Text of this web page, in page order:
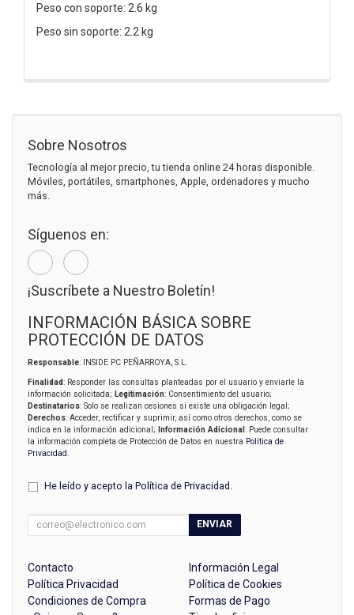
Peso con soporte: 2.6 kg
Peso sin soporte: 2.2 kg
Sobre Nosotros
Tecnología al mejor precio, tu tienda online 24 horas disponible.
Móviles, portátiles, smartphones, Apple, ordenadores y mucho
más.
Síguenos en:
¡Suscríbete a Nuestro Boletín!
INFORMACIÓN BÁSICA SOBRE
PROTECCIÓN DE DATOS
Responsable: INSIDE PC PEÑARROYA, S.L.
Finalidad: Responder las consultas planteadas por el usuario y enviarle la
información solicitada; Legitimación: Consentimiento del usuario;
Destinatarios: Solo se realizan cesiones si existe una obligación legal;
Derechos: Acceder, rectificar y suprimir, así como otros derechos, como se
indica en la información adicional;
Información Adicional : Puede consultar
la información completa de Protección de Datos en nuestra Política de
Privacidad
He leído y acepto la Política de Privacidad
ENVIAR
Contacto
Información Legal
Política Privacidad
Política de Cookies
Condiciones de Compra
Formas de Pago